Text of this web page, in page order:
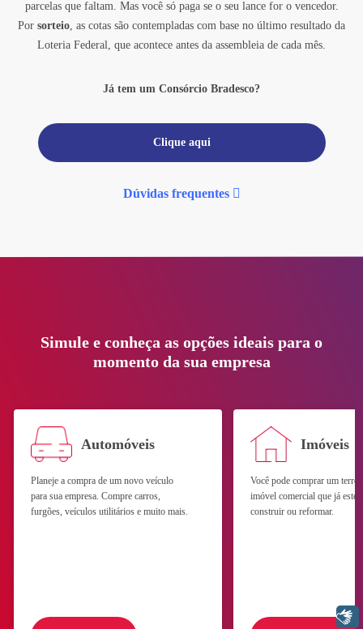
parcelas que faltam. Mas você só paga se o seu lance for o vencedor.
Por sorteio , as cotas são contempladas com base no último resultado da
Loteria Federal, que acontece antes da assembleia de cada mês.
Já tem um Consórcio Bradesco?
Clique aqui
Dúvidas frequentes
Simule e conheça as opções ideais para o
momento da sua empresa
Automóveis
Planeje a compra de um novo veículo
para sua empresa. Compre carros,
furgões, veículos utilitários e muito mais.
Imóveis
Você pode comprar um
imóvel comercial que já
construir ou reformar.
Libras